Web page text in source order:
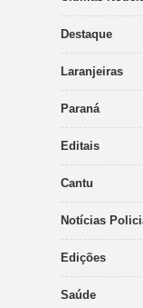
Destaque
Laranjeiras
Paraná
Editais
Cantu
Notícias
Edições
Saúde